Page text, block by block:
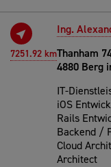
7251.92 km
Ing.
Thanham
4880 Berg
IT-
iOS
Rails
Backend /
Cloud
Architect